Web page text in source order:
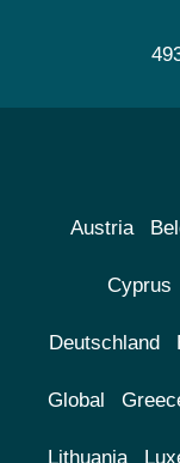
Austria
Cyprus
Deutschland
Global
Lithuania